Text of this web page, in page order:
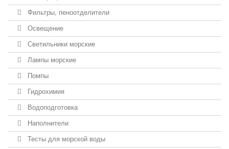
Фильтры, пеноотделители
Освещение
Светильники морские
Лампы морские
Помпы
Гидрохимия
Водоподготовка
Наполнители
Тесты для морской воды